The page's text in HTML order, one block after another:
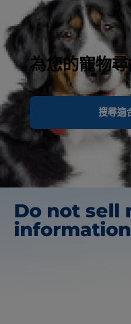
為您的寵物
搜尋適
Do not sell
information